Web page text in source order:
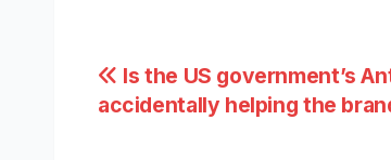
Навигация
по
Is the US government’s
accidentally helping the